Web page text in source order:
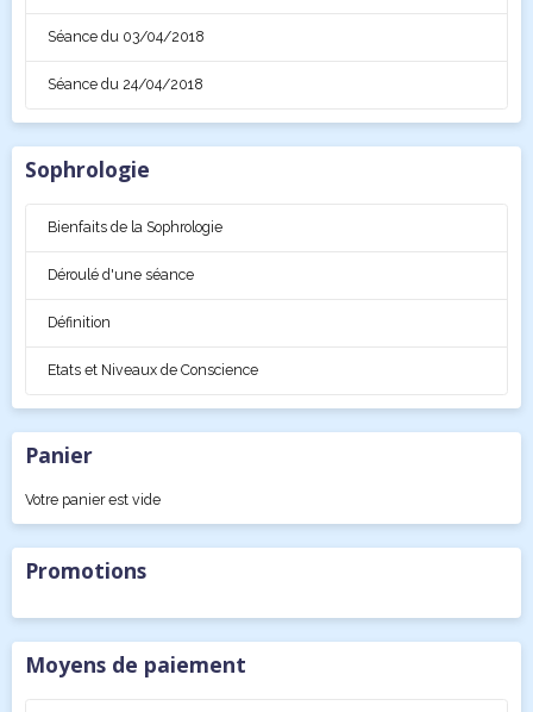
Séance du 03/04/2018
Séance du 24/04/2018
Sophrologie
Bienfaits de la Sophrologie
Déroulé d'une séance
Définition
Etats et Niveaux de Conscience
Panier
Votre panier est vide
Promotions
Moyens de paiement